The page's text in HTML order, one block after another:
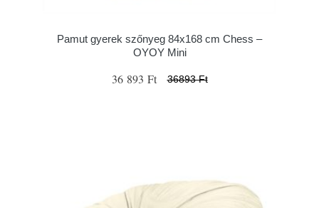
Pamut gyerek szőnyeg 84x168 cm Chess –
OYOY Mini
36 893 Ft 36893 Ft